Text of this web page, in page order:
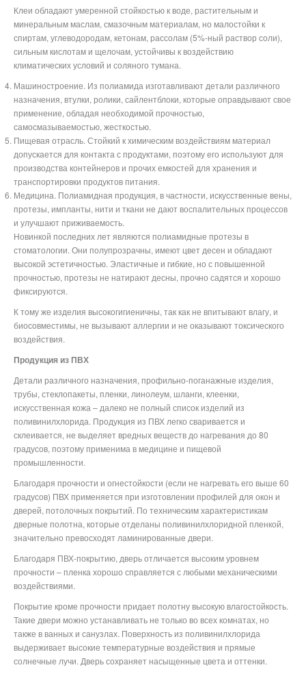
Клеи обладают умеренной стойкостью к воде, растительным и
минеральным маслам, смазочным материалам, но малостойки к
спиртам, углеводородам, кетонам, рассолам (5%-ный раствор соли),
сильным кислотам и щелочам, устойчивы к воздействию
климатических условий и соляного тумана.
Машиностроение. Из полиамида изготавливают детали различного
назначения, втулки, ролики, сайлентблоки, которые оправдывают свое
применение, обладая необходимой прочностью,
самосмазываемостью, жесткостью.
Пищевая отрасль. Стойкий к химическим воздействиям материал
допускается для контакта с продуктами, поэтому его используют для
производства контейнеров и прочих емкостей для хранения и
транспортировки продуктов питания.
Медицина. Полиамидная продукция, в частности, искусственные вены,
протезы, импланты, нити и ткани не дают воспалительных процессов
и улучшают приживаемость.
Новинкой последних лет являются полиамидные протезы в
стоматологии. Они полупрозрачны, имеют цвет десен и обладают
высокой эстетичностью. Эластичные и гибкие, но с повышенной
прочностью, протезы не натирают десны, прочно садятся и хорошо
фиксируются.
К тому же изделия высокогигиеничны, так как не впитывают влагу, и
биосовместимы, не вызывают аллергии и не оказывают токсического
воздействия.
Продукция из ПВХ
Детали различного назначения, профильно-поганажные изделия,
трубы, стеклопакеты, пленки, линолеум, шланги, клеенки,
искусственная кожа – далеко не полный список изделий из
поливинилхлорида. Продукция из ПВХ легко сваривается и
склеивается, не выделяет вредных веществ до нагревания до 80
градусов, поэтому применима в медицине и пищевой
промышленности.
Благодаря прочности и огнестойкости (если не нагревать его выше 60
градусов) ПВХ применяется при изготовлении профилей для окон и
дверей, потолочных покрытий. По техническим характеристикам
дверные полотна, которые отделаны поливинилхлоридной пленкой,
значительно превосходят ламинированные двери.
Благодаря ПВХ-покрытию, дверь отличается высоким уровнем
прочности – пленка хорошо справляется с любыми механическими
воздействиями.
Покрытие кроме прочности придает полотну высокую влагостойкость.
Такие двери можно устанавливать не только во всех комнатах, но
также в ванных и санузлах. Поверхность из поливинилхлорида
выдерживает высокие температурные воздействия и прямые
солнечные лучи. Дверь сохраняет насыщенные цвета и оттенки.